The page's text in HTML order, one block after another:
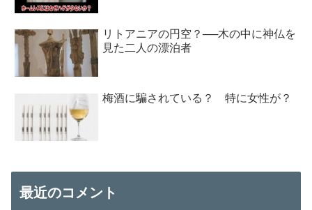
リトアニアの円空？──木の中に神仏を
見た二人の漂泊者
梅酒に騙されている？ 特に女性が？
最近のコメント